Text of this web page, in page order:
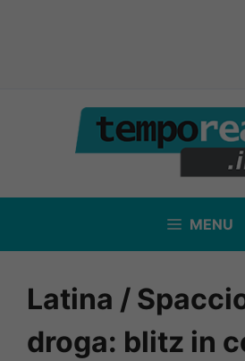
contenuto
MENU
Latina /
droga: blitz in